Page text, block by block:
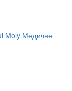
Moly Медичне